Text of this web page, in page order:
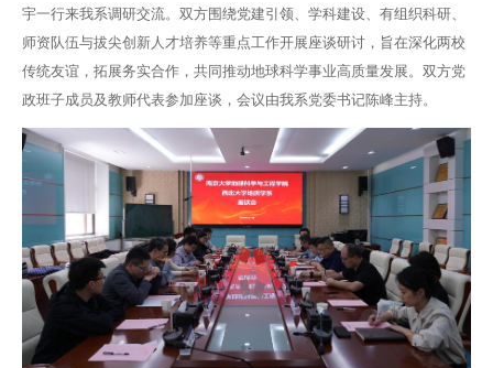
宇一行来我系调研交流。双方围绕党建引领、学科建设、有组织科研、
师资队伍与拔尖创新人才培养等重点工作开展座谈研讨，旨在深化两校
传统友谊，拓展务实合作，共同推动地球科学事业高质量发展。双方党
政班子成员及教师代表参加座谈，会议由我系党委书记陈峰主持。